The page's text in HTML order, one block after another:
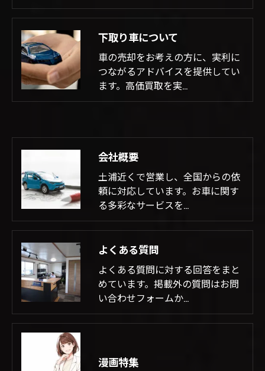
下取り車について
車の売却をお考えの方に、実利に
つながるアドバイスを提供してい
ます。高価買取を実…
会社概要
土浦近くで営業し、全国からの依
頼に対応しています。お車に関す
る多彩なサービスを…
よくある質問
よくある質問に対する回答をまと
めています。掲載外の質問はお問
い合わせフォームか…
漫画特集